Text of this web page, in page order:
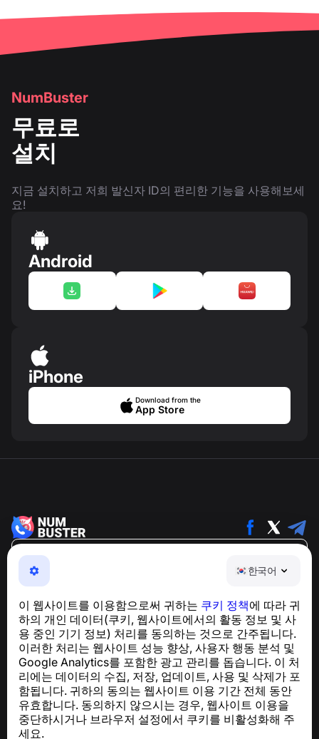
한국어
이 웹사이트를 이용함으로써 귀하는 쿠키 정책에 따라 귀
하의 개인 데이터(쿠키, 웹사이트에서의 활동 정보 및 사
용 중인 기기 정보) 처리를 동의하는 것으로 간주됩니다.
이러한 처리는 웹사이트 성능 향상, 사용자 행동 분석 및
Google Analytics를 포함한 광고 관리를 돕습니다. 이 처
리에는 데이터의 수집, 저장, 업데이트, 사용 및 삭제가 포
함됩니다. 귀하의 동의는 웹사이트 이용 기간 전체 동안
유효합니다. 동의하지 않으시는 경우, 웹사이트 이용을
중단하시거나 브라우저 설정에서 쿠키를 비활성화해 주
세요.
NumBuster
무료로
설치
지금 설치하고 저희 발신자 ID의 편리한 기능을 사용해보세
요!
Android
iPhone
Download from the
App Store
NumBuster © 2013—2026 ·
support@numbuster.com
하는 간편한 앱
GDPR 준수 관련 문의:support@numbuster.com
도움말 센터
뉴스 및 기사
프로젝트 소개
연락처